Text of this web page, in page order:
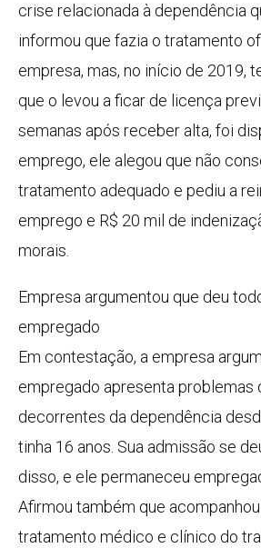
crise relacionada à dependência
informou que fazia o tratamento
empresa, mas, no início de 2019,
que o levou a ficar de licença
semanas após receber alta, foi
emprego, ele alegou que não
tratamento adequado e pediu a
emprego e R$ 20 mil de
morais.
Empresa argumentou que deu
empregado
Em contestação, a empresa
empregado apresenta problemas
decorrentes da dependência
tinha 16 anos. Sua admissão se
disso, e ele permaneceu
Afirmou também que
tratamento médico e clínico do